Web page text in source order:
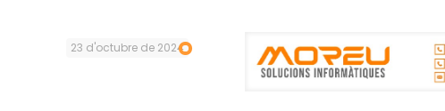
23 d'octubre de 2024